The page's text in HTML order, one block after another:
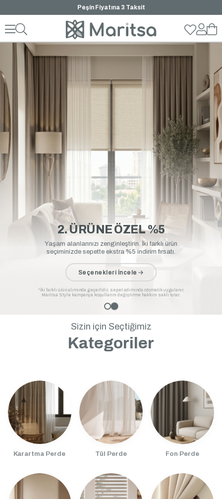
Peşin Fiyatına 3 Taksit
2. ÜRÜNE ÖZEL %5
Yaşam alanlarınızı zenginleştirin. İki farklı ürün
seçiminizde sepette ekstra %5 indirim fırsatı.
Seçenekleri İncele
*İki farklı ürün alımında geçerlidir, sepet adımında otomatik uygulanır.
Maritsa Style kampanya koşullarını değiştirme hakkını saklı tutar.
Sizin için Seçtiğimiz
Kategoriler
Karartma Perde Tül Perde Fon Perde